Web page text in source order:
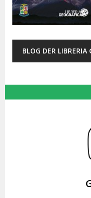
BLOG DER LIBRERIA